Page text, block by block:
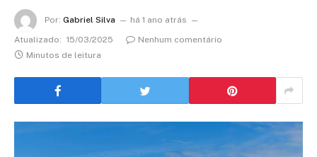
Por: Gabriel Silva
há 1 ano atrás
Atualizado: 15/03/2025
Nenhum comentário
Minutos de leitura